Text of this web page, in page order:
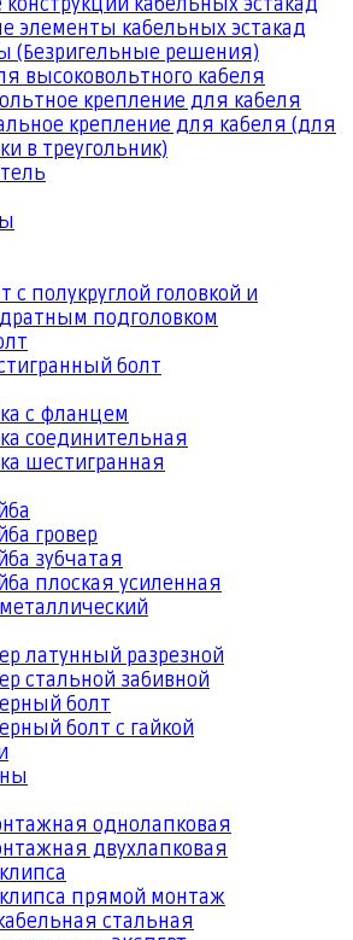
кабельных эстакад
элементы кабельных эстакад
(Безригельные решения)
высоковольтного кабеля
крепление для кабеля
крепление для кабеля (для
в треугольник)
с полукруглой головкой и
подголовком
болт
с фланцем
соединительная
шестигранная
гровер
зубчатая
плоская усиленная
латунный разрезной
стальной забивной
болт
болт с гайкой
однолапковая
двухлапковая
прямой монтаж
стальная